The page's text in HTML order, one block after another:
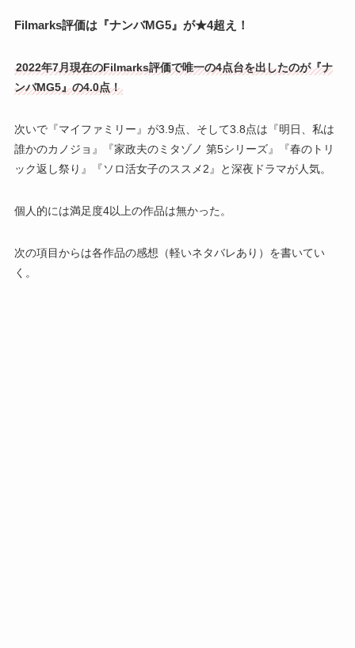
Filmarks評価は『ナンバMG5』が★4超え！
2022年7月現在のFilmarks評価で唯一の4点台を出したのが『ナ
ンバMG5』の4.0点！
次いで『マイファミリー』が3.9点、そして3.8点は『明日、私は
誰かのカノジョ』『家政夫のミタゾノ 第5シリーズ』『春のトリ
ック返し祭り』『ソロ活女子のススメ2』と深夜ドラマが人気。
個人的には満足度4以上の作品は無かった。
次の項目からは各作品の感想（軽いネタバレあり）を書いてい
く。